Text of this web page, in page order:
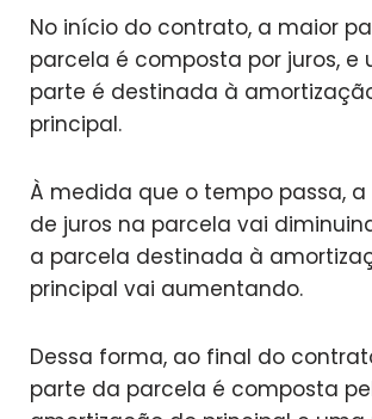
No início do contrato, a maior
parcela é composta por juros, e
parte é destinada à
principal.
À medida que o tempo passa,
de juros na parcela vai
a parcela destinada à
principal vai aumentando.
Dessa forma, ao final do
parte da parcela é composta